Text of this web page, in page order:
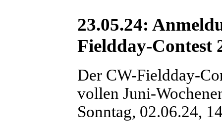
23.05.24:
Fieldday-Contest
Der CW-Fieldday-
vollen Juni-
Sonntag, 02.06.24,